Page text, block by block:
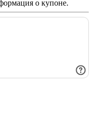
о купоне.